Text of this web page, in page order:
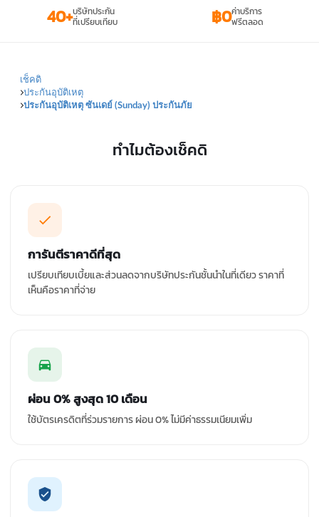
40+บริษัทประกัน
ที่เปรียบเทียบ
฿0ค่าบริการ
ฟรีตลอด
เช็คดิ
ประกันอุบัติเหตุ
ประกันอุบัติเหตุ ซันเดย์ (Sunday) ประกันภัย
ทำไมต้องเช็คดิ
การันตีราคาดีที่สุด
เปรียบเทียบเบี้ยและส่วนลดจากบริษัทประกันชั้นนำในที่เดียว ราคาที่
เห็นคือราคาที่จ่าย
ผ่อน 0% สูงสุด 10 เดือน
ใช้บัตรเครดิตที่ร่วมรายการ ผ่อน 0% ไม่มีค่าธรรมเนียมเพิ่ม